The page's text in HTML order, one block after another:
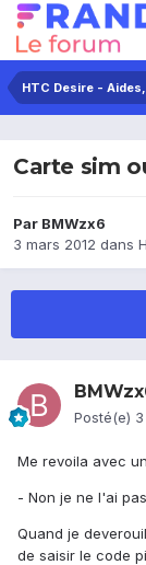
HTC Desire -
Carte sim
Par BMWzx6
3 mars 2012 dans
Posté(e)
Me revoila avec
- Non je ne l'ai
Quand je
de saisir le code